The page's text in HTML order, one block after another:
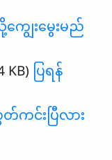
ေးမွေးမည်
KB) ပြရန်
ကင်းပြီလား